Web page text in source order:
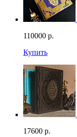
110000 р.
Купить
17600 р.